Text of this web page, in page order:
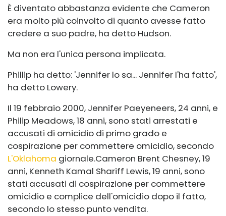
È diventato abbastanza evidente che Cameron
era molto più coinvolto di quanto avesse fatto
credere a suo padre, ha detto Hudson.
Ma non era l'unica persona implicata.
Phillip ha detto: 'Jennifer lo sa... Jennifer l'ha fatto',
ha detto Lowery.
Il 19 febbraio 2000, Jennifer Paeyeneers, 24 anni, e
Philip Meadows, 18 anni, sono stati arrestati e
accusati di omicidio di primo grado e
cospirazione per commettere omicidio, secondo
L'Oklahoma giornale.Cameron Brent Chesney, 19
anni, Kenneth Kamal Shariff Lewis, 19 anni, sono
stati accusati di cospirazione per commettere
omicidio e complice dell'omicidio dopo il fatto,
secondo lo stesso punto vendita.